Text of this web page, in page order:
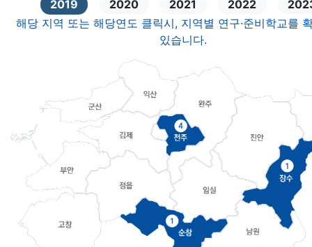
2019 2020 2021 2022
해당 지역 또는 해당연도 클릭시, 지역별 연구·준비학교를
있습니다.